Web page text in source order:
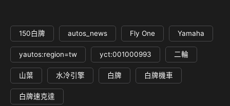
150白牌 autos_news Fly One Yamaha
yautos:region=tw yct:001000993 二輪
山葉 水冷引擎 白牌 白牌機車
白牌速克達